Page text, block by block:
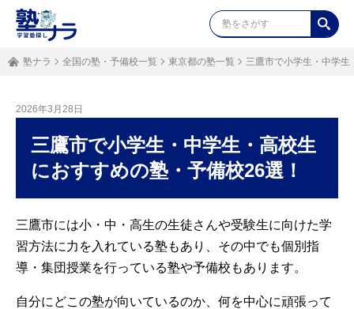
塾ナラ 全国の塾・予備校一覧 東京都の塾一覧 三鷹市で小学生・中学
2026年3月28日
三鷹市で小学生・中学生・高校生
におすすめの塾・予備校26選！
三鷹市には小・中・高生の生徒さんや受験生に向けた学
習方法に力を入れている塾もあり、その中でも個別指
導・集団授業を行っている塾や予備校もあります。
自分にどこの塾が向いているのか、何を中心に頑張って